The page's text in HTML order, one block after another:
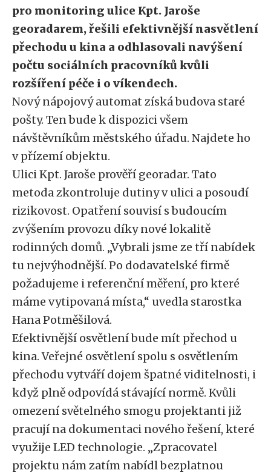
pro monitoring ulice Kpt. Jaroše
georadarem, řešili efektivnější nasvětlení
přechodu u kina a odhlasovali navýšení
počtu sociálních pracovníků kvůli
rozšíření péče i o víkendech.
Nový nápojový automat získá budova staré
pošty. Ten bude k dispozici všem
návštěvníkům městského úřadu. Najdete ho
v přízemí objektu.
Ulici Kpt. Jaroše prověří georadar. Tato
metoda zkontroluje dutiny v ulici a posoudí
rizikovost. Opatření souvisí s budoucím
zvýšením provozu díky nové lokalitě
rodinných domů. „Vybrali jsme ze tří nabídek
tu nejvýhodnější. Po dodavatelské firmě
požadujeme i referenční měření, pro které
máme vytipovaná místa,“ uvedla starostka
Hana Potměšilová.
Efektivnější osvětlení bude mít přechod u
kina. Veřejné osvětlení spolu s osvětlením
přechodu vytváří dojem špatné viditelnosti, i
když plně odpovídá stávající normě. Kvůli
omezení světelného smogu projektanti již
pracují na dokumentaci nového řešení, které
využije LED technologie. „Zpracovatel
projektu nám zatím nabídl bezplatnou